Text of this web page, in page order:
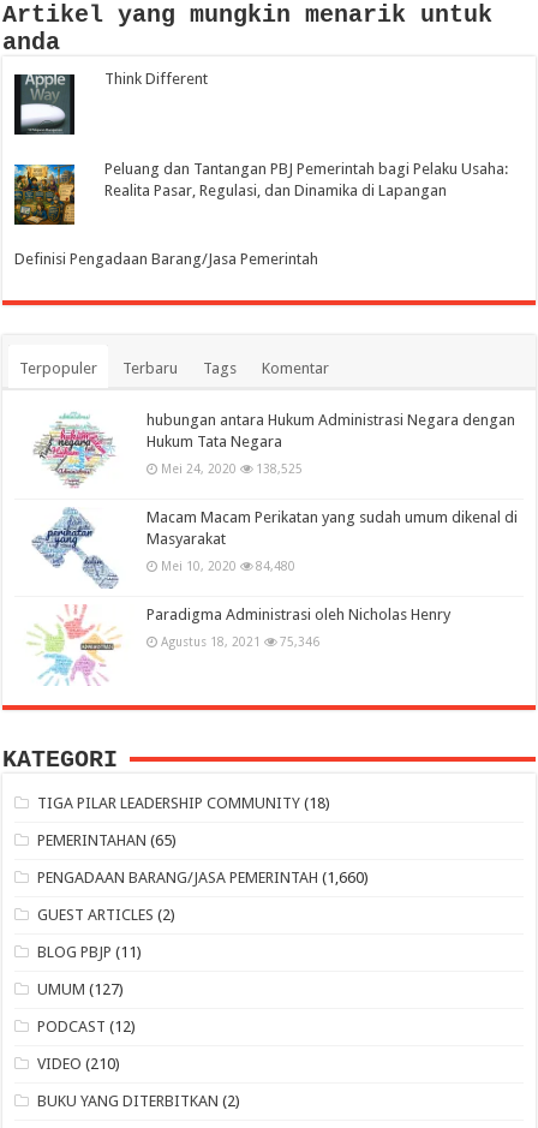
Artikel yang mungkin menarik untuk
anda
Think Different
Peluang dan Tantangan PBJ Pemerintah bagi Pelaku Usaha:
Realita Pasar, Regulasi, dan Dinamika di Lapangan
Definisi Pengadaan Barang/Jasa Pemerintah
Terpopuler Terbaru Tags Komentar
hubungan antara Hukum Administrasi Negara dengan
Hukum Tata Negara
Mei 24, 2020 138,525
Macam Macam Perikatan yang sudah umum dikenal di
Masyarakat
Mei 10, 2020 84,480
Paradigma Administrasi oleh Nicholas Henry
Agustus 18, 2021 75,346
KATEGORI
TIGA PILAR LEADERSHIP COMMUNITY (18)
PEMERINTAHAN (65)
PENGADAAN BARANG/JASA PEMERINTAH (1,660)
GUEST ARTICLES (2)
BLOG PBJP (11)
UMUM (127)
PODCAST (12)
VIDEO (210)
BUKU YANG DITERBITKAN (2)